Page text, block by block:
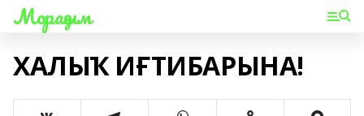
Мораҙым
ХАЛЫҠ ИҒТИБАРЫНА!